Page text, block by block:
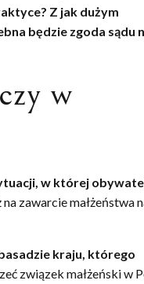
Z jak dużym
będzie zgoda sądu
w
w której
zawarcie małżeństwa
kraju, którego
związek małżeński w